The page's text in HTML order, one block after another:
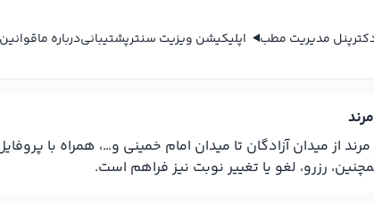
پنل مدیریت مطب اپلیکیشن ویزیت سنترپشتیبانیدرباره ما
از میدان آزادگان تا میدان امام خمینی و…، همراه
رزرو، لغو یا تغییر نوبت نیز فراهم است.